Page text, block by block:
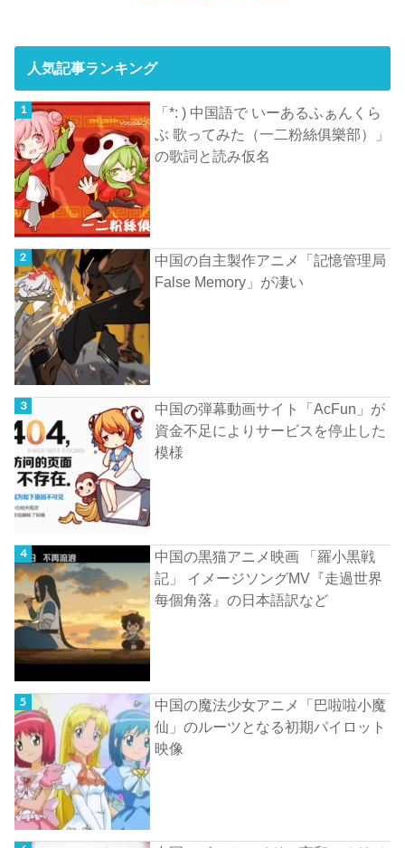
人気記事ランキング
「*: ) 中国語で いーあるふぁんくら
ぶ 歌ってみた（一二粉絲俱樂部）」
の歌詞と読み仮名
中国の自主製作アニメ「記憶管理局
False Memory」が凄い
中国の弾幕動画サイト「AcFun」が
資金不足によりサービスを停止した
模様
中国の黒猫アニメ映画 「羅小黒戦
記」 イメージソングMV『走過世界
每個角落』の日本語訳など
中国の魔法少女アニメ「巴啦啦小魔
仙」のルーツとなる初期パイロット
映像